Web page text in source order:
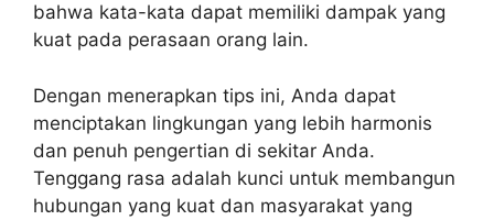
bahwa kata-kata dapat memiliki dampak yang
kuat pada perasaan orang lain.
Dengan menerapkan tips ini, Anda dapat
menciptakan lingkungan yang lebih harmonis
dan penuh pengertian di sekitar Anda.
Tenggang rasa adalah kunci untuk membangun
hubungan yang kuat dan masyarakat yang